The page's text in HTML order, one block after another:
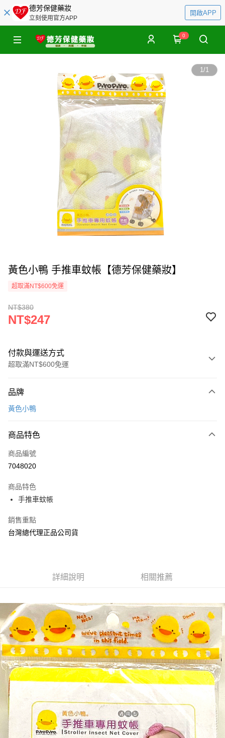
德芳保健藥妝
立刻使用官方APP
開啟APP
0
1/1
黃色小鴨 手推車蚊帳【德芳保健藥妝】
超取滿NT$600免運
NT$380
NT$247
付款與運送方式
超取滿NT$600免運
信用卡一次付款
LINE Pay
Apple Pay
悠遊付
相關說明
【關於「AFTEE先享後付」】
３．安心：先確認商品／服務後，再付款。
１．於結帳方式選擇「AFTEE先享後付」後，將跳轉至「AFTEE先享後付」
結帳頁面，進行簡訊認證並確認金額後，即可完成結帳。
２．訂單成立數日內，您將收到繳費通知簡訊。
３．收到繳費通知簡訊後14天內，點擊此簡訊中的連結，可透過四大超商／
ATM／網路銀行／等多元方式進行付款，方視為交易完成。
※ 請注意：結帳手續完成當下不需立刻繳費，但若您需要取消訂單，請聯絡
購買商品的店家。未經商家同意取消之訂單仍視為有效，需透過AFTEE先享
後付繳納相關費用。
※ 交易是否成功請以「AFTEE先享後付 」之結帳頁面顯示為準，若有關於
是否繳費成功／繳費後需取消欲退款等相關疑問，請聯繫「AFTEE先享後付
客戶支援中心」
https://netprotections.freshdesk.com/support/home
【注意事項】
１．透過由恩沛科技股份有限公司提供之「AFTEE先享後付」服務完成之交
易，需依本服務之必要範圍內提供個人資料，並將交易相關給付款項請求債
7-11取貨付款
每筆NT$70，滿NT$600(含以上)免運費
宅配
每筆NT$80，滿NT$600(含以上)免運費
付款後門市自取
免運費
品牌
黃色小鴨
商品特色
商品編號
7048020
商品特色
手推車蚊帳
銷售重點
台灣總代理正品公司貨
詳細說明 相關推薦